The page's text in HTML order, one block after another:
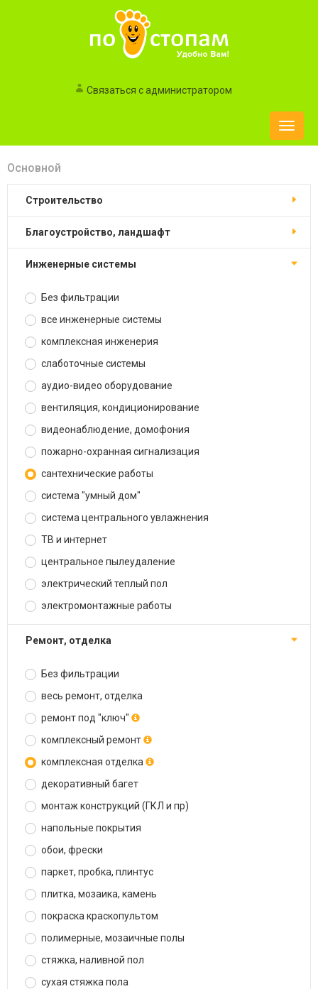
Связаться с администратором
Toggle
Основной
строительство
благоустройство, ландшафт
инженерные системы
Без фильтрации
все инженерные системы
комплексная инженерия
слаботочные системы
аудио-видео оборудование
вентиляция, кондиционирование
видеонаблюдение, домофония
пожарно-охранная сигнализация
сантехнические работы
система "умный дом"
система центрального увлажнения
ТВ и интернет
центральное пылеудаление
электрический теплый пол
электромонтажные работы
ремонт, отделка
Без фильтрации
весь ремонт, отделка
ремонт под "ключ"
комплексный ремонт
комплексная отделка
декоративный багет
монтаж конструкций (ГКЛ и пр)
напольные покрытия
обои, фрески
паркет, пробка, плинтус
плитка, мозаика, камень
покраска краскопультом
полимерные, мозаичные полы
стяжка, наливной пол
сухая стяжка пола